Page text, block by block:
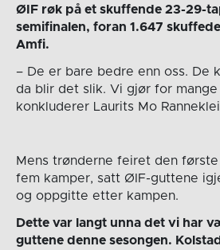
ØIF røk på et skuffende 23-29-
semifinalen, foran 1.647
Amfi.
– De er bare bedre enn oss. De
da blir det slik. Vi gjør for
konkluderer Laurits Mo
Mens trønderne feiret den
fem kamper, satt ØIF-guttene
og oppgitte etter kampen.
Dette var langt unna det vi har
guttene denne sesongen.